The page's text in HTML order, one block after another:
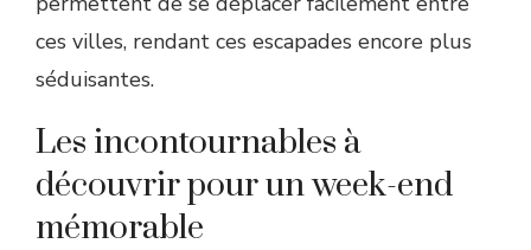
ces villes, rendant ces escapades encore plus
séduisantes.
Les incontournables à
découvrir pour un week-end
mémorable